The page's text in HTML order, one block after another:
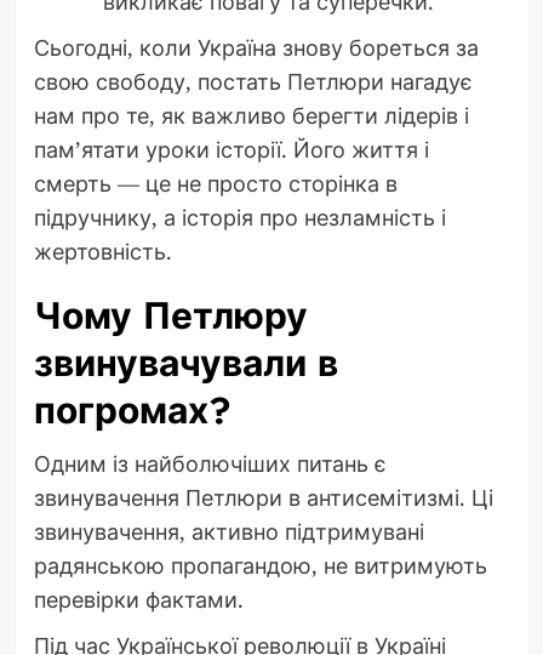
Сьогодні, коли Україна знову бореться за
свою свободу, постать Петлюри нагадує
нам про те, як важливо берегти лідерів і
пам’ятати уроки історії. Його життя і
смерть — це не просто сторінка в
підручнику, а історія про незламність і
жертовність.
Чому Петлюру
звинувачували в
погромах?
Одним із найболючіших питань є
звинувачення Петлюри в антисемітизмі. Ці
звинувачення, активно підтримувані
радянською пропагандою, не витримують
перевірки фактами.
Під час Української революції в Україні